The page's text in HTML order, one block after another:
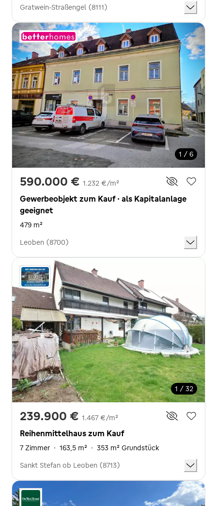
Gratwein-Straßengel (8111)
1 / 6
590.000 € 1.232 €/m²
Gewerbeobjekt zum Kauf · als Kapitalanlage
geeignet
479 m²
Leoben (8700)
1 / 32
239.900 € 1.467 €/m²
Reihenmittelhaus zum Kauf
7 Zimmer · 163,5 m² · 353 m² Grundstück
Sankt Stefan ob Leoben (8713)